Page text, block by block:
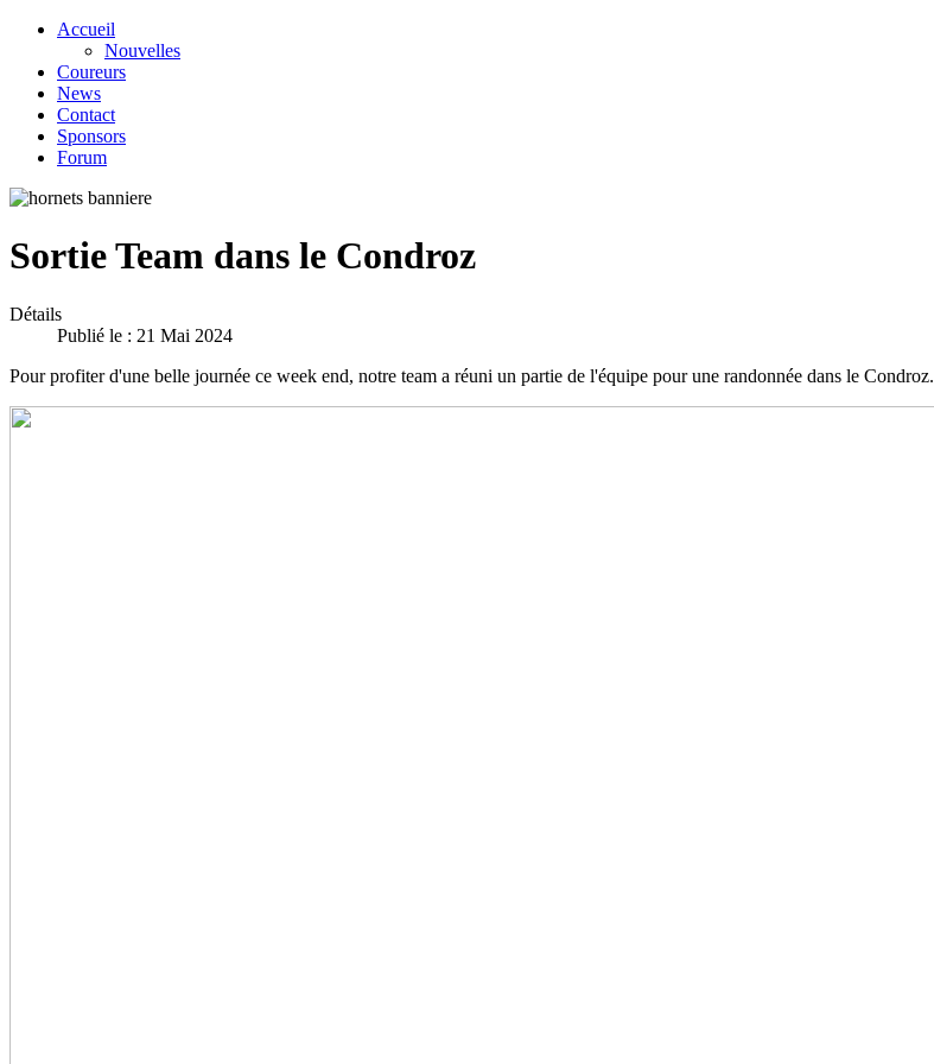
Accueil
Nouvelles
Coureurs
News
Contact
Sponsors
Forum
Sortie Team dans le Condroz
Détails
Publié le : 21 Mai 2024
Pour profiter d'une belle journée ce week end, notre team a réuni un partie de l'équipe pour une randonnée dans le Condroz.